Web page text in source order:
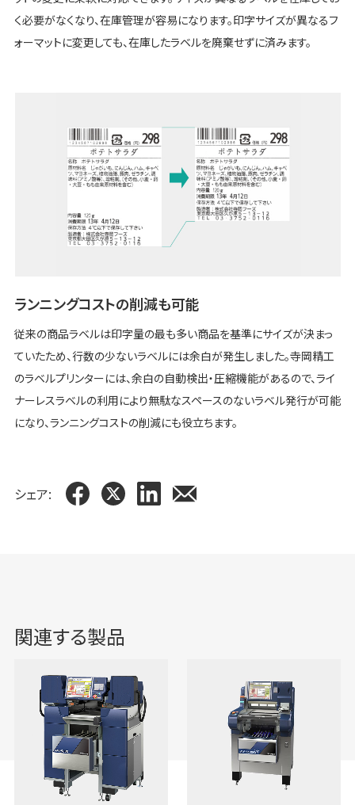
く必要がなくなり、在庫管理が容易になります。印字サイズが異なるフ
ォーマットに変更しても、在庫したラベルを廃棄せずに済みます。
ランニングコストの削減も可能
従来の商品ラベルは印字量の最も多い商品を基準にサイズが決まっ
ていたため、行数の少ないラベルには余白が発生しました。寺岡精工
のラベルプリンターには、余白の自動検出・圧縮機能があるので、ライ
ナーレスラベルの利用により無駄なスペースのないラベル発行が可能
になり、ランニングコストの削減にも役立ちます。
シェア:
関連する製品